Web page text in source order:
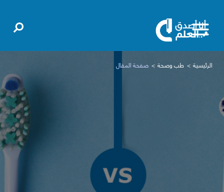
الرئيسية طب وصحة صفحة المقال